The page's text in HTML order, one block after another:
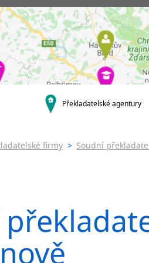
abecedy
Překladatelské agentury
firmy > Soudní